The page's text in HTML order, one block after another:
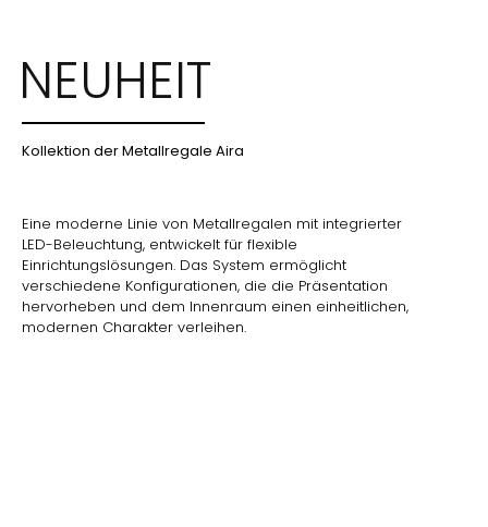
NEUHEIT
Kollektion der Metallregale Aira
Eine moderne Linie von Metallregalen mit integrierter
LED-Beleuchtung, entwickelt für flexible
Einrichtungslösungen. Das System ermöglicht
verschiedene Konfigurationen, die die Präsentation
hervorheben und dem Innenraum einen einheitlichen,
modernen Charakter verleihen.